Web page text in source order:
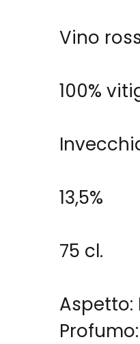
Vino
100%
13,5%
75 cl.
Aspetto: